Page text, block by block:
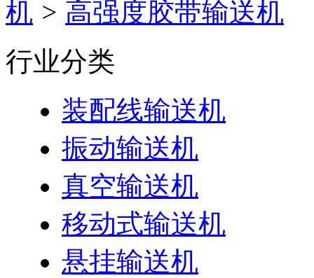
机 > 高强度胶带输送机
行业分类
装配线输送机
振动输送机
真空输送机
移动式输送机
悬挂输送机